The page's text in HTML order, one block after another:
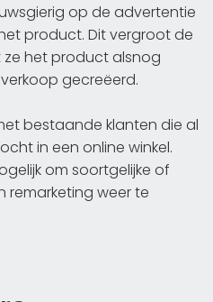
op de advertentie
product. Dit vergroot de
het product alsnog
gecreëerd.
bestaande klanten die al
in een online winkel.
om soortgelijke of
remarketing weer te